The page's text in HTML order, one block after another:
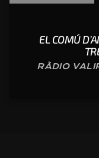
EL COMÚ
RÀDIO